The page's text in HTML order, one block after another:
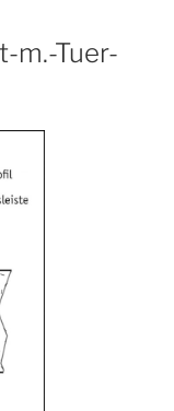
m.-Tuer-